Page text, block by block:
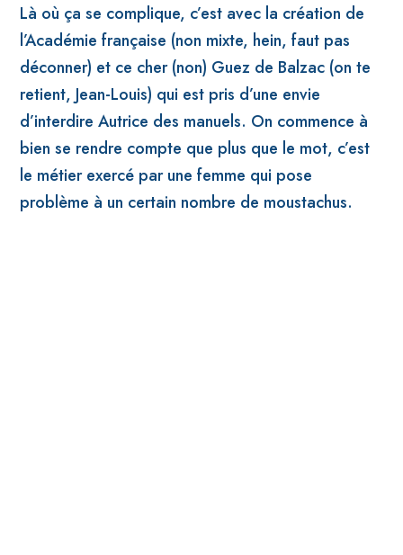
Là où ça se complique, c’est avec la création de
l’Académie française (non mixte, hein, faut pas
déconner) et ce cher (non) Guez de Balzac (on te
retient, Jean-Louis) qui est pris d’une envie
d’interdire Autrice des manuels. On commence à
bien se rendre compte que plus que le mot, c’est
le métier exercé par une femme qui pose
problème à un certain nombre de moustachus.